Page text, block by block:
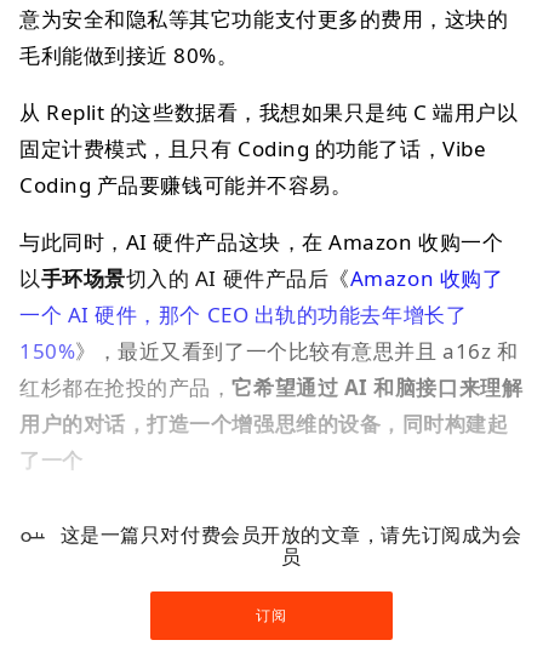
意为安全和隐私等其它功能支付更多的费用，这块的
毛利能做到接近 80%。
从 Replit 的这些数据看，我想如果只是纯 C 端用户以
固定计费模式，且只有 Coding 的功能了话，Vibe
Coding 产品要赚钱可能并不容易。
与此同时，AI 硬件产品这块，在 Amazon 收购一个
以手环场景切入的 AI 硬件产品后《Amazon 收购了
一个 AI 硬件，那个 CEO 出轨的功能去年增长了
150%》，最近又看到了一个比较有意思并且 a16z 和
红杉都在抢投的产品，它希望通过 AI 和脑接口来理解
用户的对话，打造一个增强思维的设备，同时构建起
了一个
这是一篇只对付费会员开放的文章，请先订阅成为会
员
订阅